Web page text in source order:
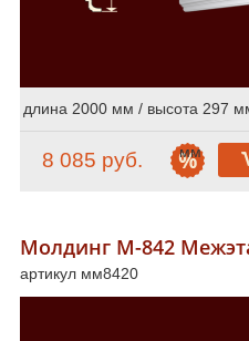
длина 2000 мм / высота 297
мм
8 085 руб.
Молдинг М-842
артикул мм8420